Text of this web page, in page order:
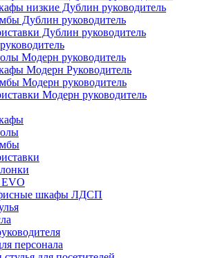
низкие Дублин руководитель
Дублин руководитель
Дублин руководитель
Модерн руководитель
Модерн Руководитель
Модерн руководитель
Модерн руководитель
шкафы ЛДСП
персонала